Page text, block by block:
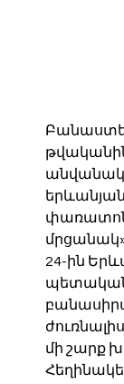
24-ին
մի շարք